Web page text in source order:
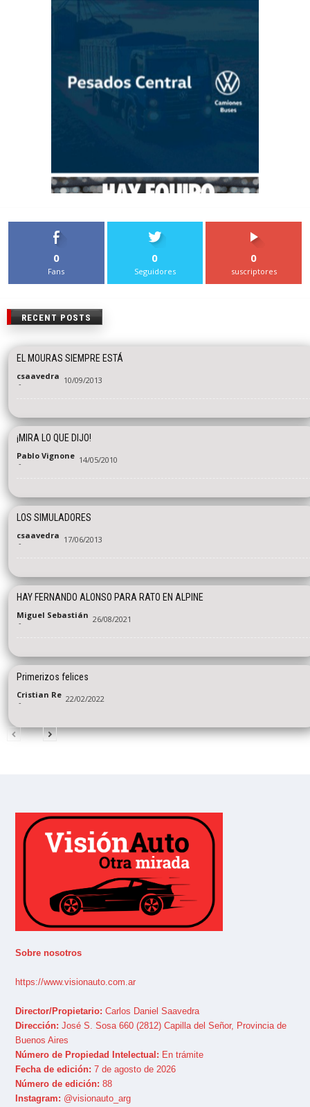
0
Fans
0
Seguidores
0
suscriptores
RECENT POSTS
EL MOURAS SIEMPRE ESTÁ
csaavedra
- 10/09/2013
¡MIRA LO QUE DIJO!
Pablo Vignone
- 14/05/2010
LOS SIMULADORES
csaavedra
- 17/06/2013
HAY FERNANDO ALONSO PARA RATO EN ALPINE
Miguel Sebastián
- 26/08/2021
Primerizos felices
Cristian Re
- 22/02/2022
Sobre nosotros
https://www.visionauto.com.ar
Director/Propietario: Carlos Daniel Saavedra
Dirección: José S. Sosa 660 (2812) Capilla del Señor, Provincia de
Buenos Aires
Número de Propiedad Intelectual: En trámite
Fecha de edición: 7 de agosto de 2026
Número de edición: 88
Instagram: @visionauto_arg